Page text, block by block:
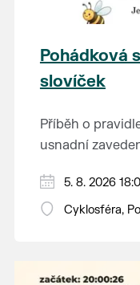
Pohádková
slovíček
Příběh o
usnadní
Hraje se jen za
Vstupné
5. 8. 2026
Cyklosféra,